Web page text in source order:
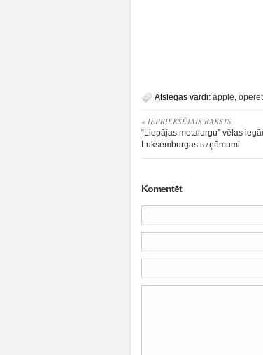
Atslēgas vārdi: apple,
« IEPRIEKŠĒJAIS RAKSTS
“Liepājas metalurgu” vēlas
Luksemburgas uzņēmumi
Komentēt